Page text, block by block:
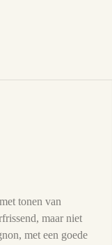
tonen van
maar niet
met een goede